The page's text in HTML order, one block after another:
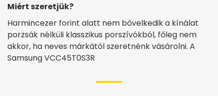
Miért szeretjük?
Harmincezer forint alatt nem bővelkedik a kínálat
porzsák nélküli klasszikus porszívókból, főleg nem
akkor, ha neves márkától szeretnénk vásárolni. A
Samsung VCC45T0S3R